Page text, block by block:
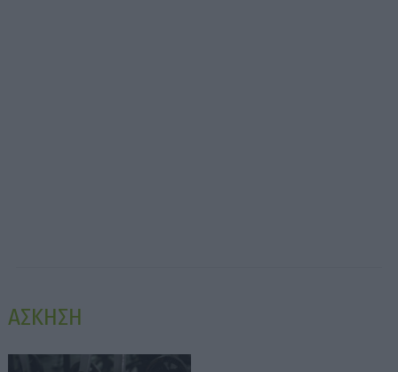
ΑΣΚΗΣΗ